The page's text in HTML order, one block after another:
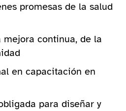
promesas de la salud
mejora continua, de la
en capacitación en
para diseñar y